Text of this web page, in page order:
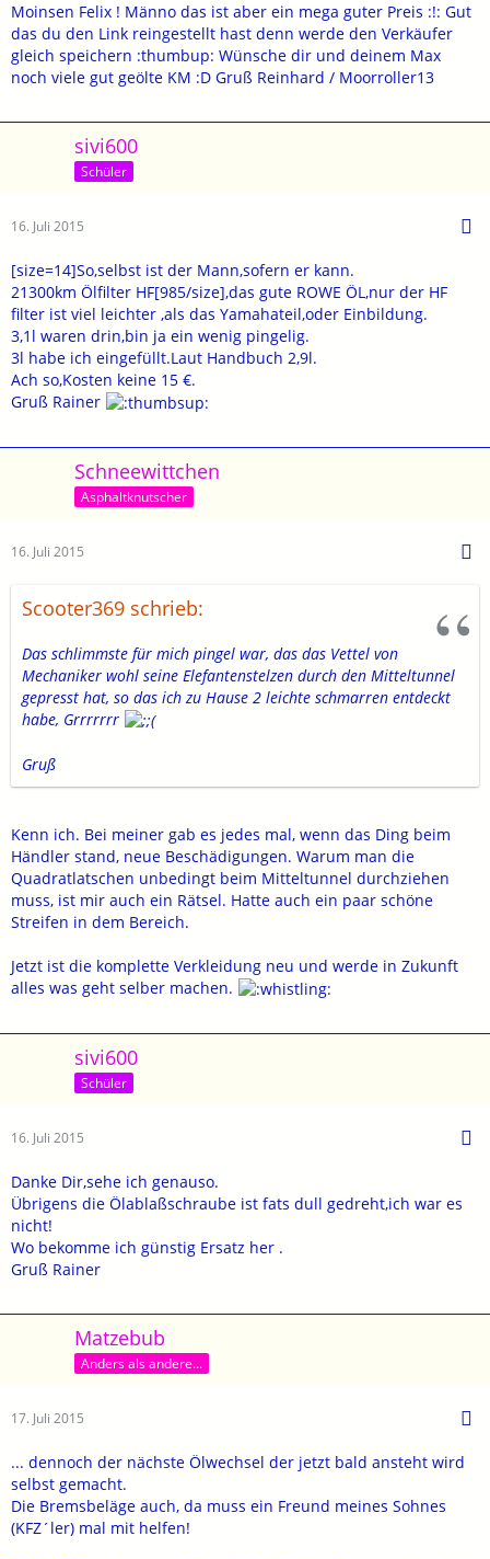
Moinsen Felix ! Männo das ist aber ein mega guter Preis :!: Gut
das du den Link reingestellt hast denn werde den Verkäufer
gleich speichern :thumbup: Wünsche dir und deinem Max
noch viele gut geölte KM :D Gruß Reinhard / Moorroller13
sivi600
Schüler
16. Juli 2015
[size=14]So,selbst ist der Mann,sofern er kann.
21300km Ölfilter HF[985/size],das gute ROWE ÖL,nur der HF
filter ist viel leichter ,als das Yamahateil,oder Einbildung.
3,1l waren drin,bin ja ein wenig pingelig.
3l habe ich eingefüllt.Laut Handbuch 2,9l.
Ach so,Kosten keine 15 €.
Gruß Rainer
Schneewittchen
Asphaltknutscher
16. Juli 2015
Scooter369 schrieb:
Das schlimmste für mich pingel war, das das Vettel von
Mechaniker wohl seine Elefantenstelzen durch den Mitteltunnel
gepresst hat, so das ich zu Hause 2 leichte schmarren entdeckt
habe, Grrrrrrr
Gruß
Kenn ich. Bei meiner gab es jedes mal, wenn das Ding beim
Händler stand, neue Beschädigungen. Warum man die
Quadratlatschen unbedingt beim Mitteltunnel durchziehen
muss, ist mir auch ein Rätsel. Hatte auch ein paar schöne
Streifen in dem Bereich.
Jetzt ist die komplette Verkleidung neu und werde in Zukunft
alles was geht selber machen.
sivi600
Schüler
16. Juli 2015
Danke Dir,sehe ich genauso.
Übrigens die Ölablaßschraube ist fats dull gedreht,ich war es
nicht!
Wo bekomme ich günstig Ersatz her .
Gruß Rainer
Matzebub
Anders als andere...
17. Juli 2015
... dennoch der nächste Ölwechsel der jetzt bald ansteht wird
selbst gemacht.
Die Bremsbeläge auch, da muss ein Freund meines Sohnes
(KFZ´ler) mal mit helfen!